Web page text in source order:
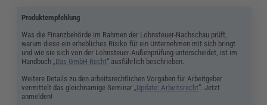
Produktempfehlung
Was die Finanzbehörde im Rahmen der Lohnsteuer-Nachschau prüft,
warum diese ein erhebliches Risiko für ein Unternehmen mit sich bringt
und wie sie sich von der Lohnsteuer-Außenprüfung unterscheidet, ist im
Handbuch „Das GmbH-Recht“ ausführlich beschrieben.
Weitere Details zu den arbeitsrechtlichen Vorgaben für Arbeitgeber
vermittelt das gleichnamige Seminar „Update: Arbeitsrecht“. Jetzt
anmelden!